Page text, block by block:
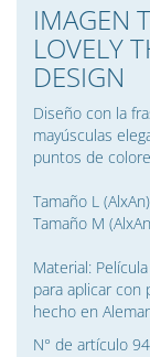
IMAGEN
LOVELY
DESIGN
Diseño con la
mayúsculas
puntos de
Tamaño L
Tamaño M
Material:
para aplicar con
hecho en
N° de artículo